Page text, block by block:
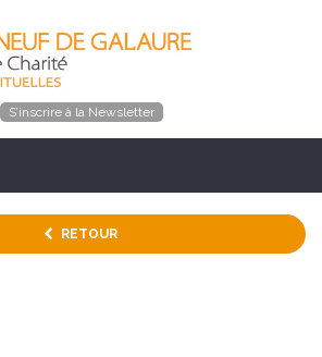
S’inscrire à la Newsletter
RETOUR